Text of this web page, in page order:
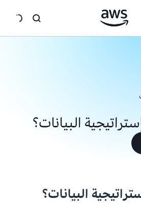
البيانات؟
البيانات؟